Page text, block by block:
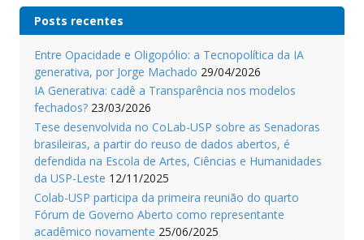
Posts recentes
Entre Opacidade e Oligopólio: a Tecnopolítica da IA
generativa, por Jorge Machado 29/04/2026
IA Generativa: cadê a Transparência nos modelos
fechados? 23/03/2026
Tese desenvolvida no CoLab-USP sobre as Senadoras
brasileiras, a partir do reuso de dados abertos, é
defendida na Escola de Artes, Ciências e Humanidades
da USP-Leste 12/11/2025
Colab-USP participa da primeira reunião do quarto
Fórum de Governo Aberto como representante
acadêmico novamente 25/06/2025